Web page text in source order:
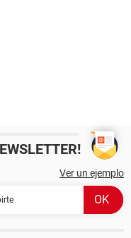
Ver un ejemplo